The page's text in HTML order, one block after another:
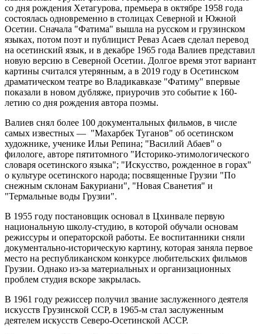
со дня рождения Хетагурова, премьера в октябре 1958 года
состоялась одновременно в столицах Северной и Южной
Осетии. Сначала "Фатима" вышла на русском и грузинском
языках, потом поэт и публицист Реваз Асаев сделал перевод
на осетинский язык, и в декабре 1965 года Валиев представил
новую версию в Северной Осетии. Долгое время этот вариант
картины считался утерянным, а в 2019 году в Осетинском
драматическом театре во Владикавказе "Фатиму" впервые
показали в новом дубляже, приурочив это событие к 160-
летию со дня рождения автора поэмы.
Валиев снял более 100 документальных фильмов, в числе
самых известных — "Махарбек Туганов" об осетинском
художнике, ученике Ильи Репина; "Василий Абаев" о
филологе, авторе пятитомного "Историко-этимологического
словаря осетинского языка"; "Искусство, рожденное в горах"
о культуре осетинского народа; посвященные Грузии "По
снежным склонам Бакуриани", "Новая Сванетия" и
"Термальные воды Грузии".
В 1955 году постановщик основал в Цхинвале первую
национальную школу-студию, в которой обучали основам
режиссуры и операторской работы. Ее воспитанники сняли
документально-историческую картину, которая заняла первое
место на республиканском конкурсе любительских фильмов
Грузии. Однако из-за материальных и организационных
проблем студия вскоре закрылась.
В 1961 году режиссер получил звание заслуженного деятеля
искусств Грузинской ССР, в 1965-м стал заслуженным
деятелем искусств Северо-Осетинской АССР.